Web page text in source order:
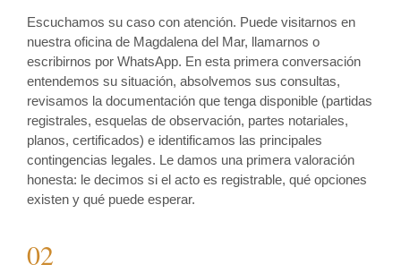
Escuchamos su caso con atención. Puede visitarnos en
nuestra oficina de Magdalena del Mar, llamarnos o
escribirnos por WhatsApp. En esta primera conversación
entendemos su situación, absolvemos sus consultas,
revisamos la documentación que tenga disponible (partidas
registrales, esquelas de observación, partes notariales,
planos, certificados) e identificamos las principales
contingencias legales. Le damos una primera valoración
honesta: le decimos si el acto es registrable, qué opciones
existen y qué puede esperar.
02